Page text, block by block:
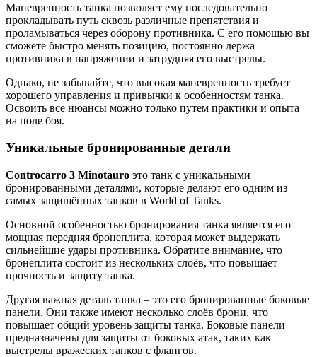
Маневренность танка позволяет ему последовательно
прокладывать путь сквозь различные препятствия и
проламываться через оборону противника. С его помощью вы
сможете быстро менять позицию, постоянно держа
противника в напряжении и затрудняя его выстрелы.
Однако, не забывайте, что высокая маневренность требует
хорошего управления и привычки к особенностям танка.
Освоить все нюансы можно только путем практики и опыта
на поле боя.
Уникальные бронированные детали
Controcarro 3 Minotauro это танк с уникальными
бронированными деталями, которые делают его одним из
самых защищённых танков в World of Tanks.
Основной особенностью бронирования танка является его
мощная передняя бронеплита, которая может выдержать
сильнейшие удары противника. Обратите внимание, что
бронеплита состоит из нескольких слоёв, что повышает
прочность и защиту танка.
Другая важная деталь танка – это его бронированные боковые
панели. Они также имеют несколько слоёв брони, что
повышает общий уровень защиты танка. Боковые панели
предназначены для защиты от боковых атак, таких как
выстрелы вражеских танков с флангов.